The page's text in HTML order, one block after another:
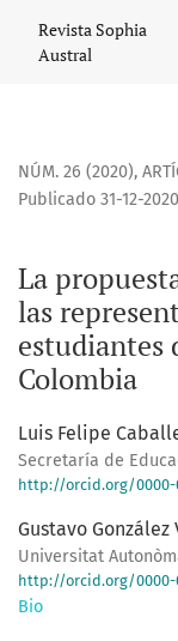
La propuesta de
Revista Sophia
Austral
NÚM. 26 (2020),
La
las
estudiantes
Colombia
Publicado 31-12-2020
Luis Felipe
Secretaría de
http://orcid.org/0000-
Gustavo González
Universitat
http://orcid.org/0000-
Bio